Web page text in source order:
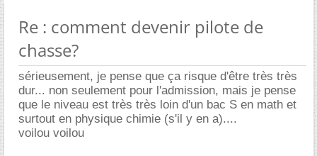
Re : comment devenir pilote de
chasse?
sérieusement, je pense que ça risque d'être très très
dur... non seulement pour l'admission, mais je pense
que le niveau est très très loin d'un bac S en math et
surtout en physique chimie (s'il y en a)....
voilou voilou